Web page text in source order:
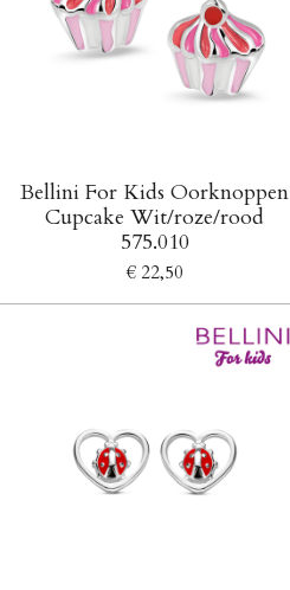
Bellini For Kids Oorknoppen
Cupcake Wit/roze/rood
575.010
€ 22,50